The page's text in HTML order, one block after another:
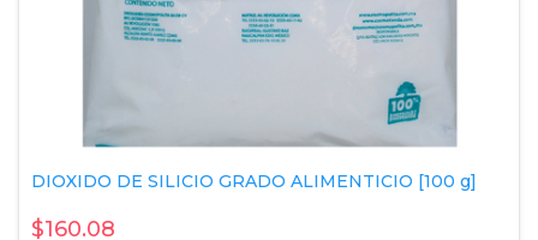
DIOXIDO DE SILICIO GRADO ALIMENTICIO [100 g]
$160.08